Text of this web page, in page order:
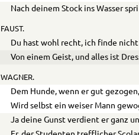
Nach deinem Stock ins Wasser
FAUST.
Du hast wohl recht, ich finde nicht
Von einem Geist, und alles ist
WAGNER.
Dem Hunde, wenn er gut
Wird selbst ein weiser Mann
Ja deine Gunst verdient er ganz